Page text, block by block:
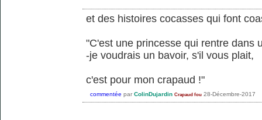
et des histoires cocasses qui font
"C'est une princesse qui rentre dans
-je voudrais un bavoir, s'il vous plait,
c'est pour mon crapaud !"
commentée par ColinDujardin Crapaud fou 28-Décembre-2017